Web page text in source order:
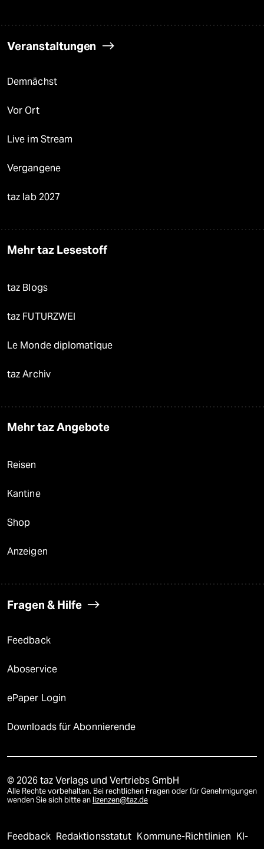
Veranstaltungen
Demnächst
Vor Ort
Live im Stream
Vergangene
taz lab 2027
Mehr taz Lesestoff
taz Blogs
taz FUTURZWEI
Le Monde diplomatique
taz Archiv
Mehr taz Angebote
Reisen
Kantine
Shop
Anzeigen
Fragen & Hilfe
Feedback
Aboservice
ePaper Login
Downloads für Abonnierende
© 2026 taz Verlags und Vertriebs GmbH
Alle Rechte vorbehalten. Bei rechtlichen Fragen oder für Genehmigungen
wenden Sie sich bitte an lizenzen@taz.de
Feedback Redaktionsstatut Kommune-Richtlinien KI-